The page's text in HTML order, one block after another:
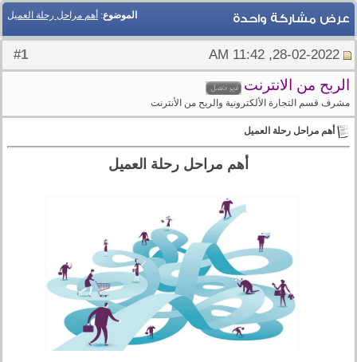
الموضوع: أهم مراحل رحلة العميل عرض مشاركة واحدة
1
الربح من الانترنت
مشرف قسم التجارة الألكترونية والربح من الأنترنت
أهم مراحل رحلة العميل
أهم مراحل رحلة العميل